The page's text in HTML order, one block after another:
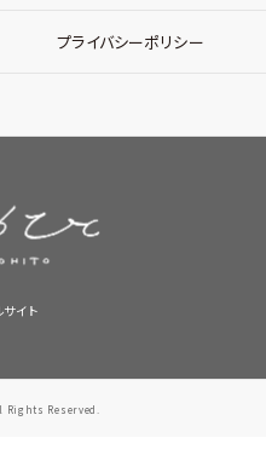
プライバシーポリシー
イト
Reserved.